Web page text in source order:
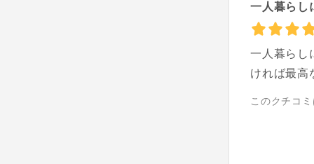
一人暮らし
一人暮らし
ければ最高
このクチコ